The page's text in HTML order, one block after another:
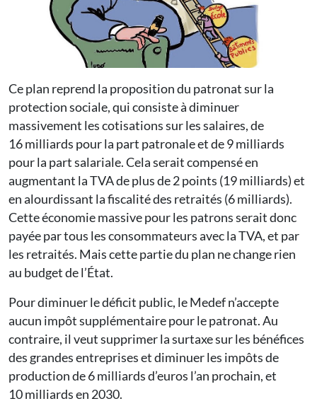
Ce plan reprend la proposition du patronat sur la
protection sociale, qui consiste à diminuer
massivement les cotisations sur les salaires, de
16 milliards pour la part patronale et de 9 milliards
pour la part salariale. Cela serait compensé en
augmentant la TVA de plus de 2 points (19 milliards) et
en alourdissant la fiscalité des retraités (6 milliards).
Cette économie massive pour les patrons serait donc
payée par tous les consommateurs avec la TVA, et par
les retraités. Mais cette partie du plan ne change rien
au budget de l’État.
Pour diminuer le déficit public, le Medef n’accepte
aucun impôt supplémentaire pour le patronat. Au
contraire, il veut supprimer la surtaxe sur les bénéfices
des grandes entreprises et diminuer les impôts de
production de 6 milliards d’euros l’an prochain, et
10 milliards en 2030.